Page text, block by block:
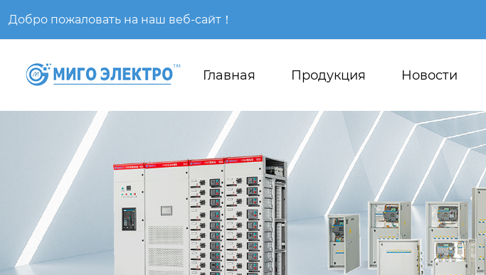
Добро пожаловать на наш веб-сайт！
Главная Продукция Новости